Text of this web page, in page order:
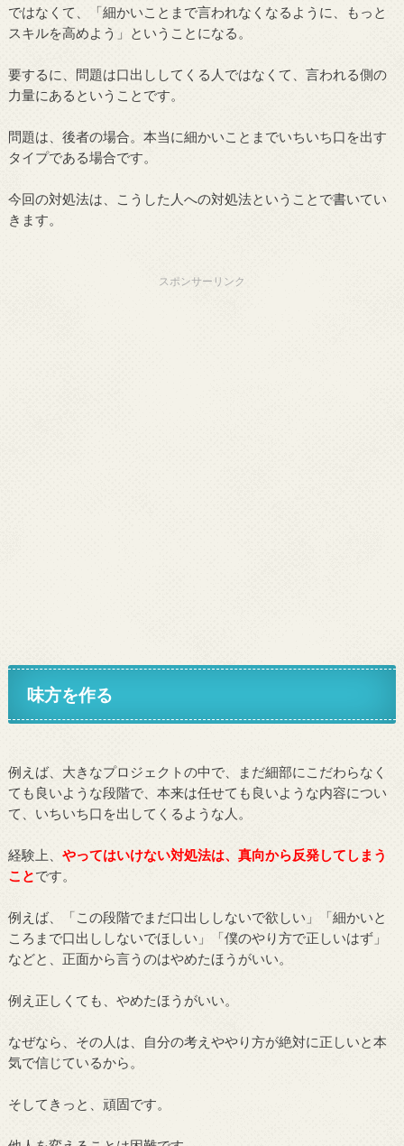
ではなくて、「細かいことまで言われなくなるように、もっと
スキルを高めよう」ということになる。
要するに、問題は口出ししてくる人ではなくて、言われる側の
力量にあるということです。
問題は、後者の場合。本当に細かいことまでいちいち口を出す
タイプである場合です。
今回の対処法は、こうした人への対処法ということで書いてい
きます。
スポンサーリンク
味方を作る
例えば、大きなプロジェクトの中で、まだ細部にこだわらなく
ても良いような段階で、本来は任せても良いような内容につい
て、いちいち口を出してくるような人。
経験上、 やってはいけない対処法は、真向から反発してしまう
ことです。
例えば、「この段階でまだ口出ししないで欲しい」「細かいと
ころまで口出ししないでほしい」「僕のやり方で正しいはず」
などと、正面から言うのはやめたほうがいい。
例え正しくても、やめたほうがいい。
なぜなら、その人は、自分の考えややり方が絶対に正しいと本
気で信じているから。
そしてきっと、頑固です。